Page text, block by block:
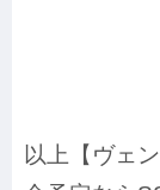
以上【ヴェ